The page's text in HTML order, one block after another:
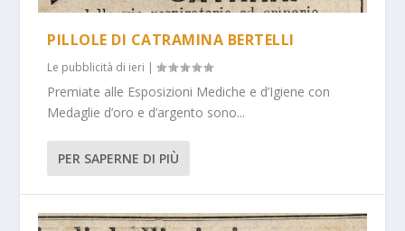
PILLOLE DI CATRAMINA BERTELLI
Le pubblicità di ieri |
Premiate alle Esposizioni Mediche e d’Igiene con
Medaglie d’oro e d’argento sono...
PER SAPERNE DI PIÙ